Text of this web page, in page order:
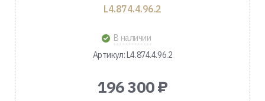
L4.874.4.96.2
В наличии
Артикул: L4.874.4.96.2
196 300 ₽